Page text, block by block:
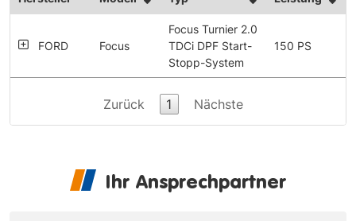
FORD Focus
Focus Turnier 2.0
TDCi DPF Start-
Stopp-System
150 PS
Zurück 1 Nächste
Ihr Ansprechpartner